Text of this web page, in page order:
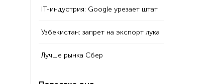
IT-индустрия: Google урезает штат
Узбекистан: запрет на экспорт лука
Лучше рынка Сбер